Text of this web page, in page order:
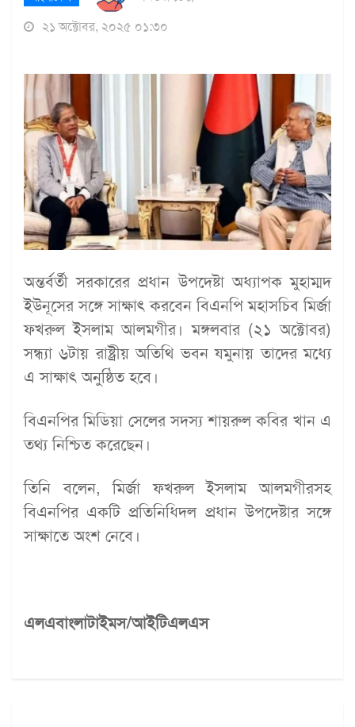
২১ অক্টোবর, ২০২৫ ০১:৩০
অন্তর্বর্তী সরকারের প্রধান উপদেষ্টা অধ্যাপক মুহাম্মদ
ইউনূসের সঙ্গে সাক্ষাৎ করবেন বিএনপি মহাসচিব মির্জা
ফখরুল ইসলাম আলমগীর। মঙ্গলবার (২১ অক্টোবর)
সন্ধ্যা ৬টায় রাষ্ট্রীয় অতিথি ভবন যমুনায় তাদের মধ্যে
এ সাক্ষাৎ অনুষ্ঠিত হবে।
বিএনপির মিডিয়া সেলের সদস্য শায়রুল কবির খান এ
তথ্য নিশ্চিত করেছেন।
তিনি বলেন, মির্জা ফখরুল ইসলাম আলমগীরসহ
বিএনপির একটি প্রতিনিধিদল প্রধান উপদেষ্টার সঙ্গে
সাক্ষাতে অংশ নেবে।
এলএবাংলাটাইমস/আইটিএলএস